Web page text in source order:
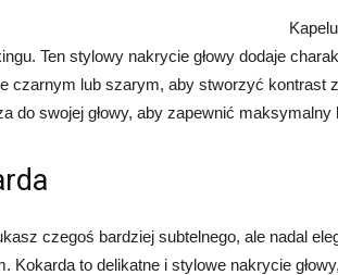
Ten stylowy nakrycie głowy dodaje
czarnym lub szarym, aby stworzyć kontrast
do swojej głowy, aby zapewnić maksymalny
czegoś bardziej subtelnego, ale nadal
Kokarda to delikatne i stylowe nakrycie